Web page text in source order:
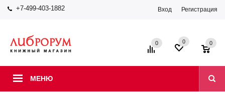
+7-499-403-1882 Вход Регистрация
МЕНЮ
0 0 0